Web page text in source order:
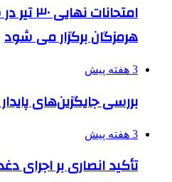
امتحانات
هرمزگان برگزار می شود
3 هفته پیش
بررسی جایگزین‌های
3 هفته پیش
تأکید انصاری بر